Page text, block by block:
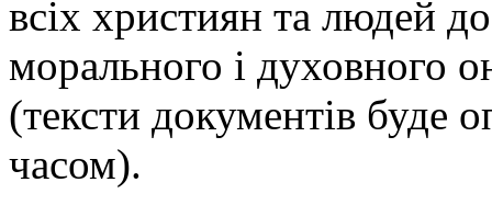
всіх християн та людей
морального і духовного
(тексти документів буде
часом).